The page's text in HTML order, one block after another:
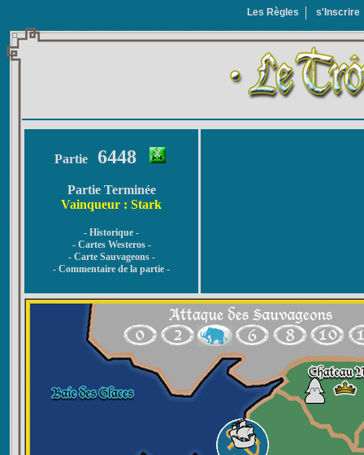
Les Règles s'Inscrire
Partie 6448
Partie Terminée
Vainqueur : Stark
- Historique -
- Cartes Westeros -
- Carte Sauvageons -
- Commentaire de la partie -